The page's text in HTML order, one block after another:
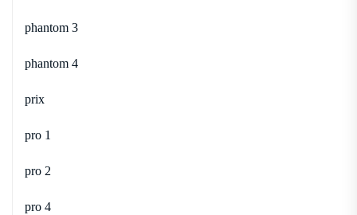
phantom 3
phantom 4
prix
pro 1
pro 2
pro 4